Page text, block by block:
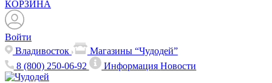
КОРЗИНА
Войти
Владивосток
Магазины “Чудодей”
8 (800) 250-06-92
ИнформацияНовости